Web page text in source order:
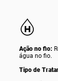
Ação no fio:
água no fio.
Tipo de